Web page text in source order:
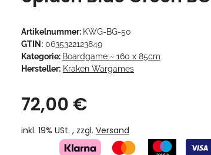
Artikelnummer: KWG-BG-50
GTIN: 0635322123849
Kategorie: Boardgame ~ 160 x 85cm
Hersteller: Kraken Wargames
72,00 €
inkl. 19% USt. , zzgl. Versand